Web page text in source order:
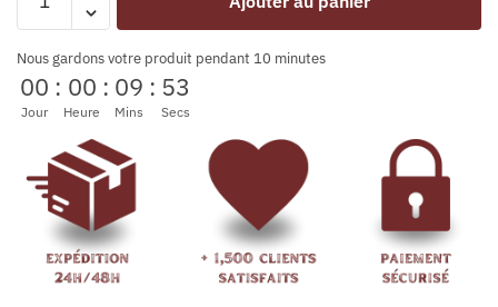
Nous gardons votre produit pendant 10 minutes
00
Jour
: 00
Heure
: 09
Mins
: 53
Secs